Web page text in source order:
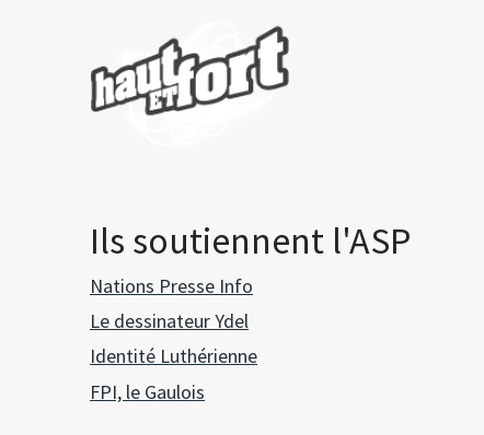
Ils soutiennent l'ASP
Nations Presse Info
Le dessinateur Ydel
Identité Luthérienne
FPI, le Gaulois